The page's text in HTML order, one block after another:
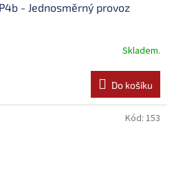
- Jednosměrný provoz
Skladem.
Do košíku
Kód: 153